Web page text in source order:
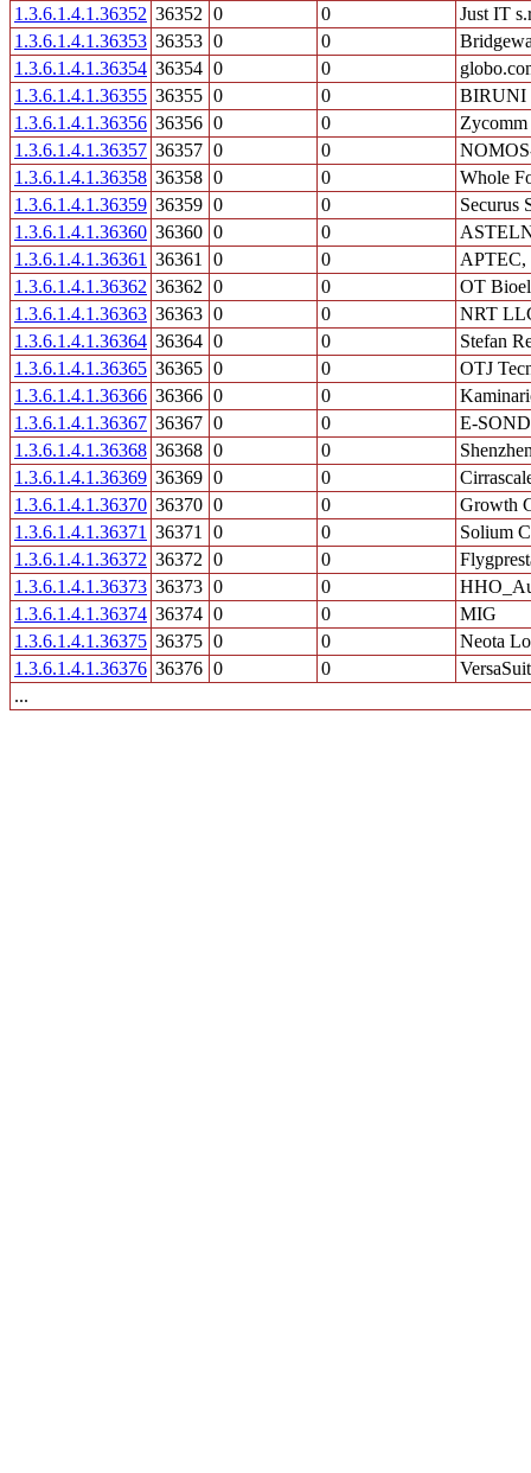
1.3.6.1.4.1.36352 36352 0 0
Just IT
1.3.6.1.4.1.36353 36353 0 0
1.3.6.1.4.1.36354 36354 0 0
1.3.6.1.4.1.36355 36355 0 0
BIRUNI
1.3.6.1.4.1.36356 36356 0 0
1.3.6.1.4.1.36357 36357 0 0
1.3.6.1.4.1.36358 36358 0 0
Whole
1.3.6.1.4.1.36359 36359 0 0
Securus
1.3.6.1.4.1.36360 36360 0 0
1.3.6.1.4.1.36361 36361 0 0
1.3.6.1.4.1.36362 36362 0 0
OT
1.3.6.1.4.1.36363 36363 0 0
NRT
1.3.6.1.4.1.36364 36364 0 0
Stefan
1.3.6.1.4.1.36365 36365 0 0
OTJ
1.3.6.1.4.1.36366 36366 0 0
1.3.6.1.4.1.36367 36367 0 0
E-
1.3.6.1.4.1.36368 36368 0 0
1.3.6.1.4.1.36369 36369 0 0
1.3.6.1.4.1.36370 36370 0 0
Growth
1.3.6.1.4.1.36371 36371 0 0
Solium
1.3.6.1.4.1.36372 36372 0 0
1.3.6.1.4.1.36373 36373 0 0
1.3.6.1.4.1.36374 36374 0 0
MIG
1.3.6.1.4.1.36375 36375 0 0
Neota
1.3.6.1.4.1.36376 36376 0 0
...